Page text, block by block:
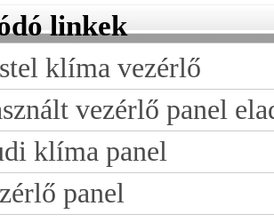
linkek
klíma vezérlő
vezérlő panel
klíma panel
panel